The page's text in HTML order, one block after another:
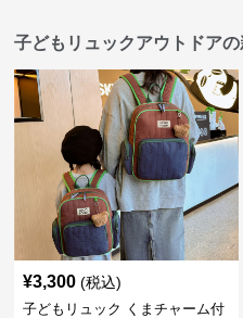
子どもリュックアウトドア
¥3,300 (税込)
子どもリュック くまチャーム付